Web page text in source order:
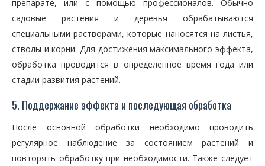
препарате, или с помощью профессионалов. Обычно
садовые растения и деревья обрабатываются
специальными растворами, которые наносятся на листья,
стволы и корни. Для достижения максимального эффекта,
обработка проводится в определенное время года или
стадии развития растений.
5. Поддержание эффекта и последующая обработка
После основной обработки необходимо проводить
регулярное наблюдение за состоянием растений и
повторять обработку при необходимости. Также следует